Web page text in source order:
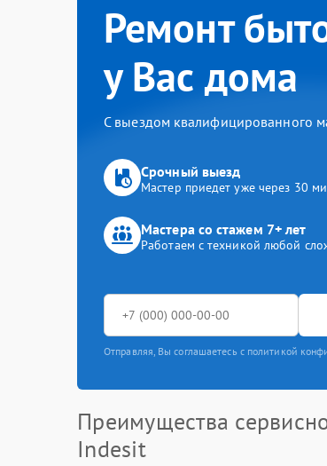
Ремонт
у Вас дома
С выездом квалифицированного
Срочный выезд
Мастер приедет уже через 30
Мастера со стажем 7+ лет
Работаем с техникой любой
Отправляя, Вы соглашаетесь с политикой
Преимущества
Indesit